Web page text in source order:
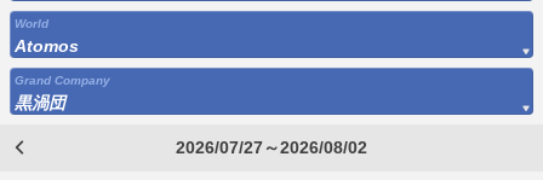
World
Atomos
Grand Company
黒渦団
2026/07/27～2026/08/02